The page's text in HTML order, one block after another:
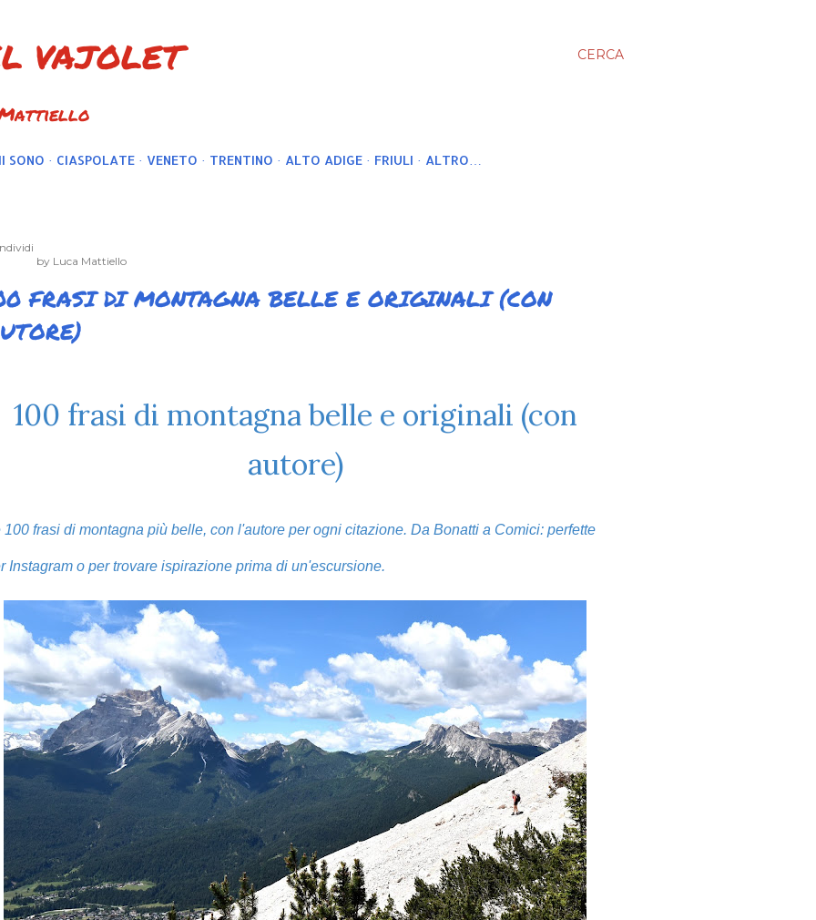
CERCA
VAJOLET
Mattiello
SONO CIASPOLATE VENETO TRENTINO ALTO ADIGE FRIULI ALTRO…
by Luca Mattiello
FRASI DI MONTAGNA BELLE E ORIGINALI (CON
100 frasi di montagna belle e originali (con
autore)
100 frasi di montagna più belle, con l'autore per ogni citazione. Da Bonatti a Comici: perfette
Instagram o per trovare ispirazione prima di un'escursione.